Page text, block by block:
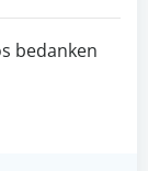
bedanken